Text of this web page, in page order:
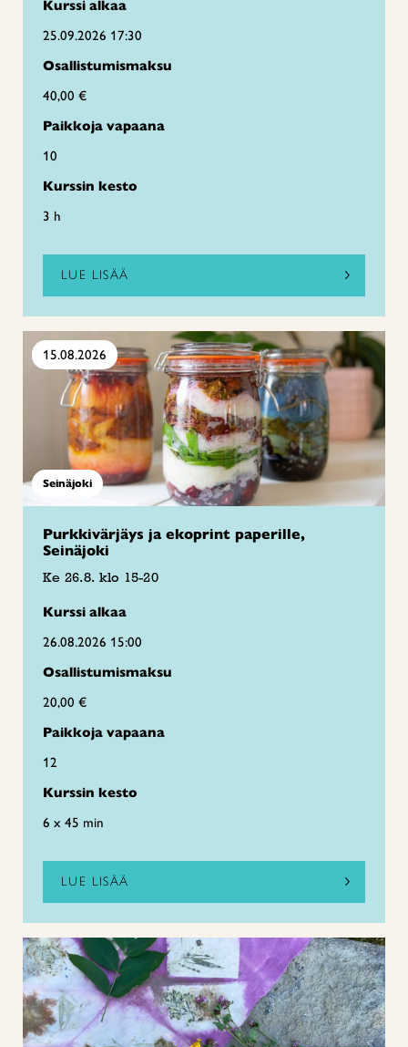
Kurssi alkaa
25.09.2026 17:30
Osallistumismaksu
40,00 €
Paikkoja vapaana
10
Kurssin kesto
3 h
LUE LISÄÄ
15.08.2026
Seinäjoki
Purkkivärjäys ja ekoprint paperille,
Seinäjoki
Ke 26.8. klo 15-20
Kurssi alkaa
26.08.2026 15:00
Osallistumismaksu
20,00 €
Paikkoja vapaana
12
Kurssin kesto
6 x 45 min
LUE LISÄÄ